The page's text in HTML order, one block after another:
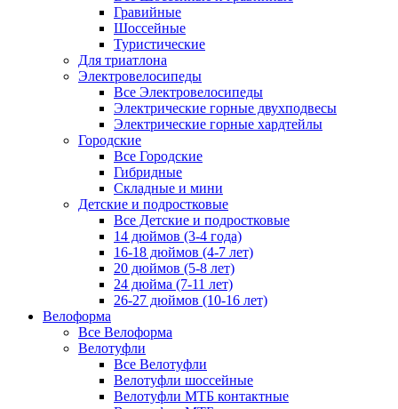
Гравийные
Шоссейные
Туристические
Для триатлона
Электровелосипеды
Все Электровелосипеды
Электрические горные двухподвесы
Электрические горные хардтейлы
Городские
Все Городские
Гибридные
Складные и мини
Детские и подростковые
Все Детские и подростковые
14 дюймов (3-4 года)
16-18 дюймов (4-7 лет)
20 дюймов (5-8 лет)
24 дюйма (7-11 лет)
26-27 дюймов (10-16 лет)
Велоформа
Все Велоформа
Велотуфли
Все Велотуфли
Велотуфли шоссейные
Велотуфли МТБ контактные